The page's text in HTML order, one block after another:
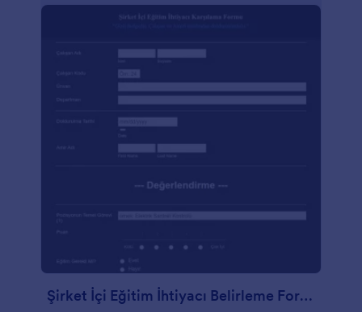
Şirket İçi Eğitim İhtiyacı Belirleme Formu